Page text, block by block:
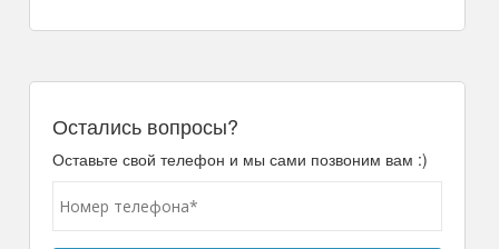
Остались вопросы?
Оставьте свой телефон и мы сами позвоним вам :)